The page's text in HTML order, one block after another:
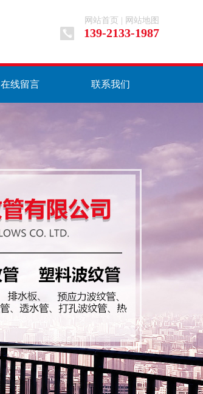
网站首页 网站地图
139-2133-1987
在线留言 联系我们